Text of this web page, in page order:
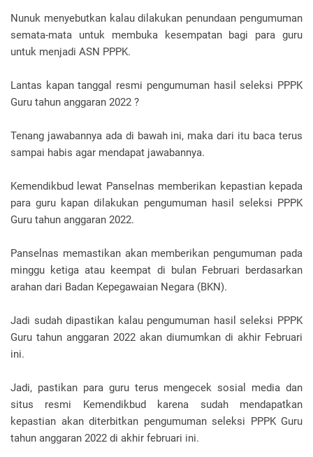
Nunuk menyebutkan kalau dilakukan penundaan pengumuman
semata-mata untuk membuka kesempatan bagi para guru
untuk menjadi ASN PPPK.
Lantas kapan tanggal resmi pengumuman hasil seleksi PPPK
Guru tahun anggaran 2022 ?
Tenang jawabannya ada di bawah ini, maka dari itu baca terus
sampai habis agar mendapat jawabannya.
Kemendikbud lewat Panselnas memberikan kepastian kepada
para guru kapan dilakukan pengumuman hasil seleksi PPPK
Guru tahun anggaran 2022.
Panselnas memastikan akan memberikan pengumuman pada
minggu ketiga atau keempat di bulan Februari berdasarkan
arahan dari Badan Kepegawaian Negara (BKN).
Jadi sudah dipastikan kalau pengumuman hasil seleksi PPPK
Guru tahun anggaran 2022 akan diumumkan di akhir Februari
ini.
Jadi, pastikan para guru terus mengecek sosial media dan
situs resmi Kemendikbud karena sudah mendapatkan
kepastian akan diterbitkan pengumuman seleksi PPPK Guru
tahun anggaran 2022 di akhir februari ini.